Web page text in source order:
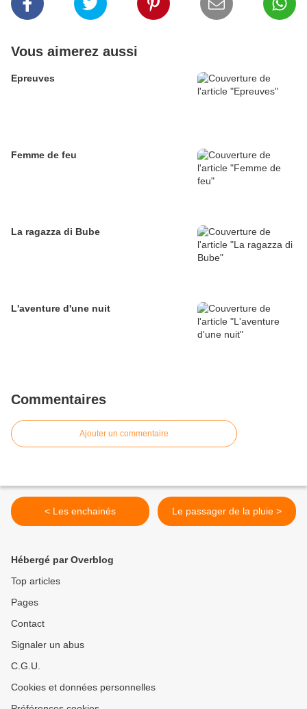
Vous aimerez aussi
Epreuves
Femme de feu
La ragazza di Bube
L'aventure d'une nuit
Commentaires
Ajouter un commentaire
< Les enchainés Le passager de la pluie >
Hébergé par Overblog
Top articles
Pages
Contact
Signaler un abus
C.G.U.
Cookies et données personnelles